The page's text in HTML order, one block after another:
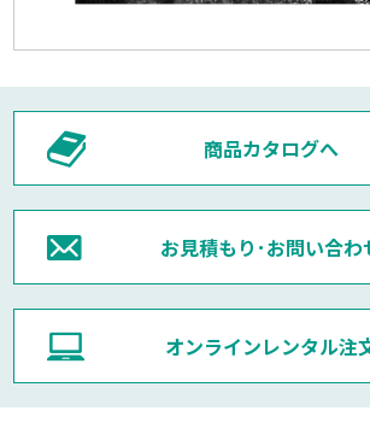
商品カタログへ
お見積もり･お問い合わ
オンラインレンタル注